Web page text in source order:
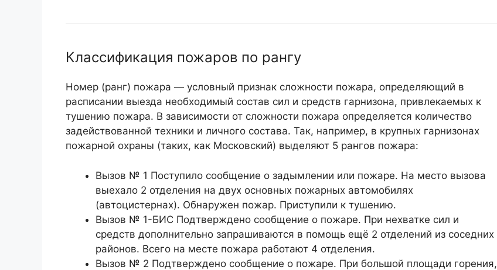
Классификация пожаров по рангу
Номер (ранг) пожара — условный признак сложности пожара, определяющий в
расписании выезда необходимый состав сил и средств гарнизона, привлекаемых к
тушению пожара. В зависимости от сложности пожара определяется количество
задействованной техники и личного состава. Так, например, в крупных гарнизонах
пожарной охраны (таких, как Московский) выделяют 5 рангов пожара:
Вызов № 1 Поступило сообщение о задымлении или пожаре. На место вызова
выехало 2 отделения на двух основных пожарных автомобилях
(автоцистернах). Обнаружен пожар. Приступили к тушению.
Вызов № 1-БИС Подтверждено сообщение о пожаре. При нехватке сил и
средств дополнительно запрашиваются в помощь ещё 2 отделений из соседних
районов. Всего на месте пожара работают 4 отделения.
Вызов № 2 Подтверждено сообщение о пожаре. При большой площади горения,